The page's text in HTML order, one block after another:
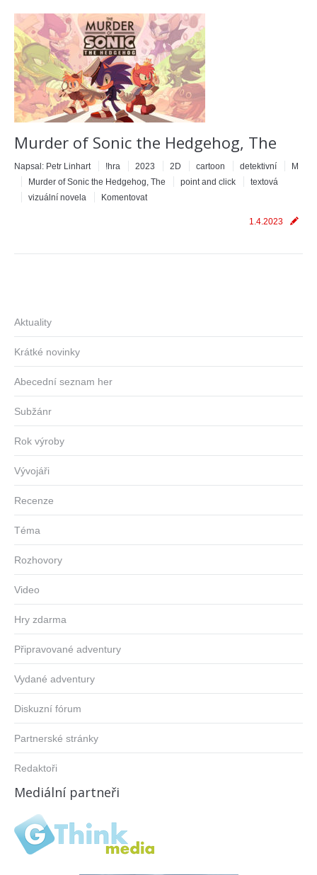
Murder of Sonic the Hedgehog, The
Napsal: Petr Linhart !hra 2023 2D cartoon detektivní
M
Murder of Sonic the Hedgehog, The
point and click
textová
vizuální novela
Komentovat
1.4.2023
Aktuality
Krátké novinky
Abecední seznam her
Subžánr
Rok výroby
Vývojáři
Recenze
Téma
Rozhovory
Video
Hry zdarma
Připravované adventury
Vydané adventury
Diskuzní fórum
Partnerské stránky
Redaktoři
Mediální partneři